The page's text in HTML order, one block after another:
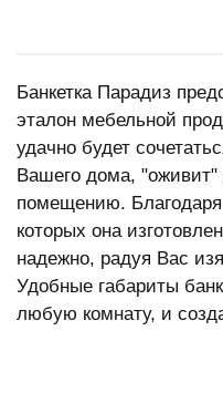
Банкетка Парадиз
эталон мебельной
удачно будет
Вашего дома,
помещению. Благодаря
которых она
надежно, радуя Вас
Удобные габариты
любую комнату, и